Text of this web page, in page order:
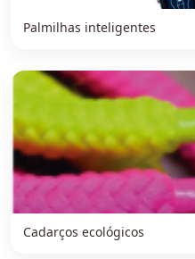
Palmilhas inteligentes
Cadarços ecológicos